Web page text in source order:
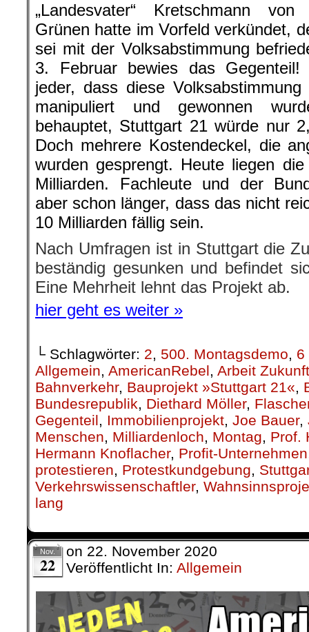
„Landesvater“ Kretschmann von
Grünen hatte im Vorfeld verkündet,
sei mit der Volksabstimmung
3. Februar bewies das
jeder, dass diese
manipuliert und gewonnen
behauptet, Stuttgart 21 würde nur
Doch mehrere Kostendeckel, die
wurden gesprengt. Heute liegen
Milliarden. Fachleute und der
aber schon länger, dass das nicht
10 Milliarden fällig sein.
Nach Umfragen ist in Stuttgart die
beständig gesunken und befindet
Eine Mehrheit lehnt das Projekt ab.
hier geht es weiter »
└ Schlagwörter: 2, 500. Montagsdemo, 6
Allgemein, AmericanRebel, Arbeit Zukunft
Bahnverkehr, Bauprojekt »Stuttgart 21«,
Bundesrepublik, Diethard Möller,
Gegenteil, Immobilienprojekt, Joe Bauer,
Menschen, Milliardenloch, Montag, Prof.
Hermann Knoflacher, Profit-Unternehmen
protestieren, Protestkundgebung,
Verkehrswissenschaftler,
lang
Nov.
22
on 22. November 2020
Veröffentlicht In: Allgemein